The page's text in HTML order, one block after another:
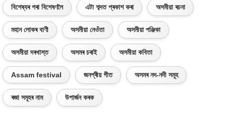
বিশেষ্যৰ পৰা বিশেষণলৈ এটা শব্দত প্ৰকাশ কৰা অসমীয়া ৰচনা
মহান লোকৰ বাণী অসমীয়া নেওঁতা অসমীয়া পঞ্জিকা
অসমীয়া দৰখাস্ত অসমৰ চৰাই অসমীয়া কবিতা
Assam festival জনপ্ৰীয় গীত অসমৰ নদ-নদী সমূহ
ৰজা সমূহৰ নাম উপাৰ্জন কৰক